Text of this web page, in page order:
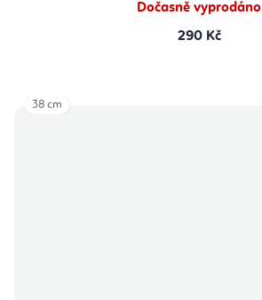
Dočasně vyprodáno
290 Kč
38 cm